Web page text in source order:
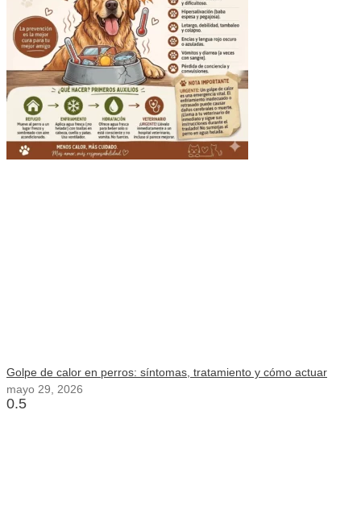
Golpe de calor en perros: síntomas, tratamiento y cómo actuar
mayo 29, 2026